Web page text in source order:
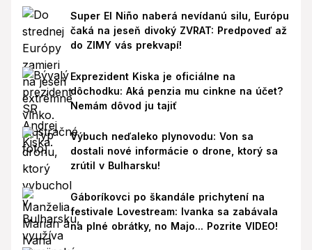
Super El Niño naberá nevídanú silu, Európu
čaká na jeseň divoký ZVRAT: Predpoveď až
do ZIMY vás prekvapí!
Exprezident Kiska je oficiálne na
dôchodku: Aká penzia mu cinkne na účet?
Nemám dôvod ju tajiť
Výbuch neďaleko plynovodu: Von sa
dostali nové informácie o drone, ktorý sa
zrútil v Bulharsku!
Gáboríkovci po škandále prichytení na
festivale Lovestream: Ivanka sa zabávala
na plné obrátky, no Majo... Pozrite VIDEO!